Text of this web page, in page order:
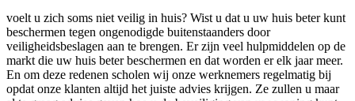
voelt u zich soms niet veilig in huis? Wist u dat u uw huis beter kunt
beschermen tegen ongenodigde buitenstaanders door
veiligheidsbeslagen aan te brengen. Er zijn veel hulpmiddelen op de
markt die uw huis beter beschermen en dat worden er elk jaar meer.
En om deze redenen scholen wij onze werknemers regelmatig bij
opdat onze klanten altijd het juiste advies krijgen. Ze zullen u maar